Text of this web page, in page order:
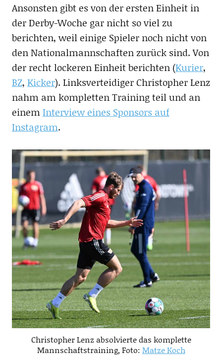
Ansonsten gibt es von der ersten Einheit in
der Derby-Woche gar nicht so viel zu
berichten, weil einige Spieler noch nicht von
den Nationalmannschaften zurück sind. Von
der recht lockeren Einheit berichten (Kurier,
BZ, Kicker). Linksverteidiger Christopher Lenz
nahm am kompletten Training teil und an
einemInterview eines Sponsors auf
Instagram.
Christopher Lenz absolvierte das komplette
Mannschaftstraining, Foto: Matze Koch